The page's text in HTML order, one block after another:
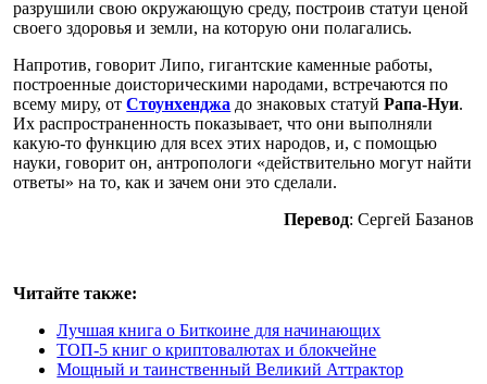
разрушили свою окружающую среду, построив статуи ценой
своего здоровья и земли, на которую они полагались.
Напротив, говорит Липо, гигантские каменные работы,
построенные доисторическими народами, встречаются по
всему миру, отСтоунхенджа до знаковых статуйРапа-Нуи.
Их распространенность показывает, что они выполняли
какую-то функцию для всех этих народов, и, с помощью
науки, говорит он, антропологи «действительно могут найти
ответы» на то, как и зачем они это сделали.
Перевод: Сергей Базанов
Читайте также:
Лучшая книга о Биткоине для начинающих
ТОП-5 книг о криптовалютах и блокчейне
Мощный и таинственный Великий Аттрактор